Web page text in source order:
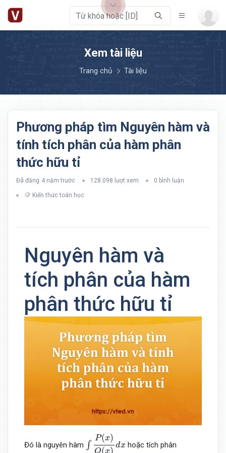
Xem tài liệu
Trang chủ Tài liệu
Phương pháp tìm Nguyên hàm và
tính tích phân của hàm phân
thức hữu tỉ
Đã đăng 4 năm trước 128.098 lượt xem 0 bình luận
Kiến thức toán học
Nguyên hàm và
tích phân của hàm
phân thức hữu tỉ
Đó là nguyên hàm ∫
P(x)
dx
(x) (
hoặc tích phân